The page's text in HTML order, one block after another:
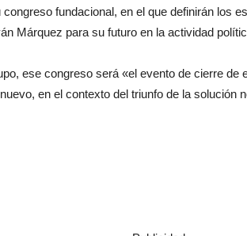
fundacional, en el que definirán los
Márquez para su futuro en la actividad
ese congreso será «el evento de cierre de
en el contexto del triunfo de la solución